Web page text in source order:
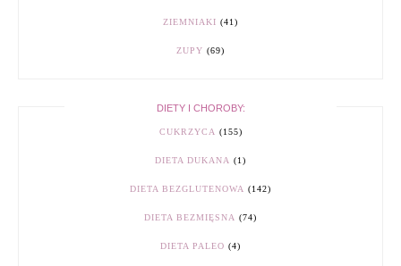
ZIEMNIAKI (41)
ZUPY (69)
DIETY I CHOROBY:
CUKRZYCA (155)
DIETA DUKANA (1)
DIETA BEZGLUTENOWA (142)
DIETA BEZMIĘSNA (74)
DIETA PALEO (4)